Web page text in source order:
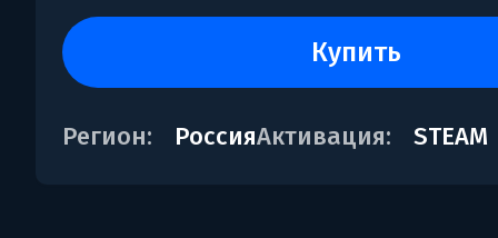
купить
Регион: РоссияАктивация: STEAM